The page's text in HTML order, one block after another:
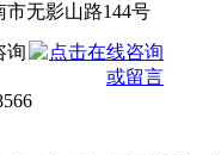
市无影山路144号